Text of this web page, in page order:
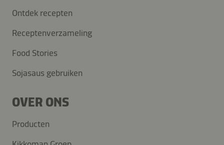
Ontdek recepten
Receptenverzameling
Food Stories
Sojasaus gebruiken
OVER ONS
Producten